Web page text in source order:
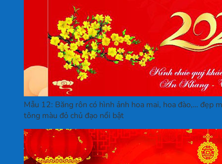
Mẫu 12: Băng rôn có hình ảnh hoa mai, hoa đào,… đẹp
tông màu đỏ chủ đạo nổi bật